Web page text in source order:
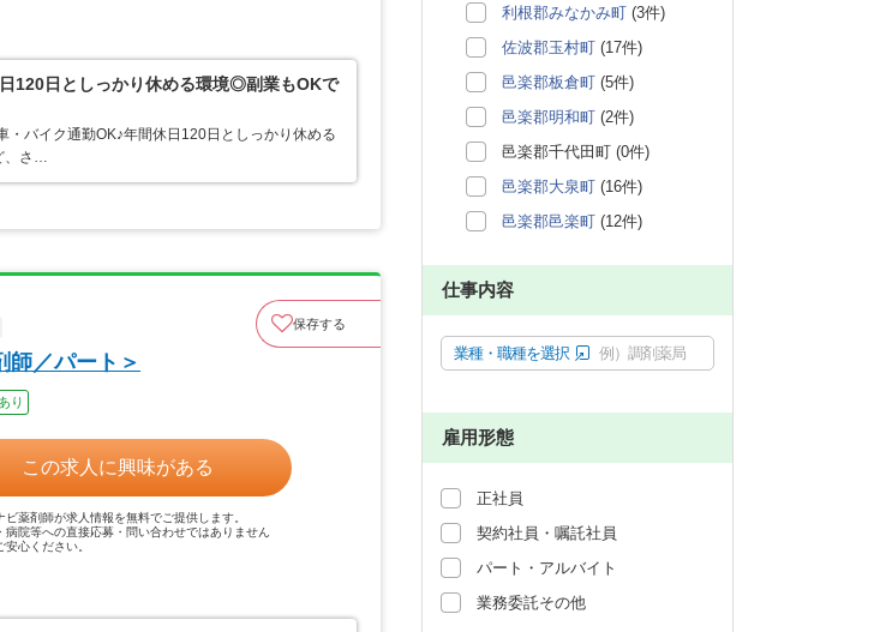
120日としっかり休める環境◎副業もOKで
バイク通勤OK♪年間休日120日としっかり休める
、さ…
保存する
師／パート＞
り
この求人に興味がある
ビ薬剤師が求人情報を無料でご提供します。
病院等への直接応募・問い合わせではありません
安心ください。
利根郡みなかみ町 (3件)
佐波郡玉村町 (17件)
邑楽郡板倉町 (5件)
邑楽郡明和町 (2件)
邑楽郡千代田町 (0件)
邑楽郡大泉町 (16件)
邑楽郡邑楽町 (12件)
仕事内容
業種・職種を選択 例）調剤薬局
雇用形態
正社員
契約社員・嘱託社員
パート・アルバイト
業務委託その他